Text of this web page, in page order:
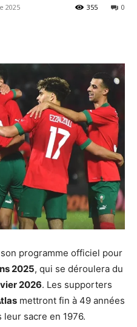
2025 0
355
programme officiel pour
2025, qui se déroulera du
2026. Les supporters
mettront fin à 49 années
sacre en 1976.